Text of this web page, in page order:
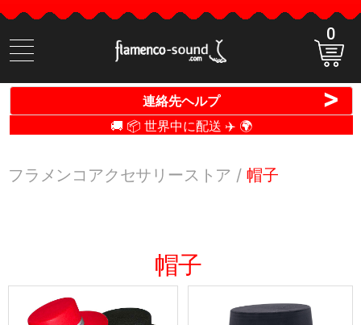
商
品
検
0
連絡先ヘルプ >
🚚 📦 世界中に配送 ✈️ 🌍
フラメンコアクセサリーストア 帽子
帽子